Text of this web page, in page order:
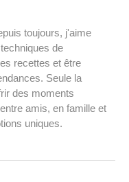
toujours, j'aime
de
recettes et être
Seule la
des moments
amis, en famille et
uniques.